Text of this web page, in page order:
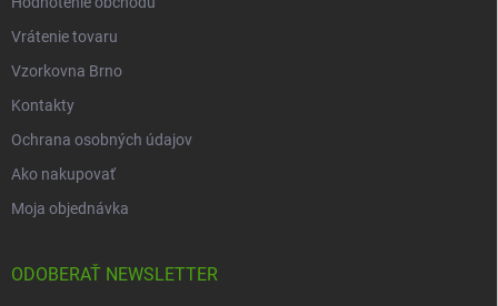
Vrátenie tovaru
Vzorkovna Brno
Kontakty
Ochrana osobných údajov
Ako nakupovať
Moja objednávka
ODOBERAŤ NEWSLETTER